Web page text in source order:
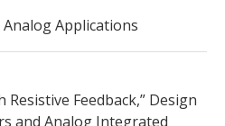
Analog Applications
Resistive Feedback,” Design
and Analog Integrated